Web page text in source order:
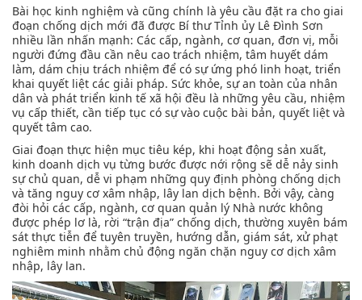
Bài học kinh nghiệm và cũng chính là yêu cầu đặt ra cho giai
đoạn chống dịch mới đã được Bí thư Tỉnh ủy Lê Đình Sơn
nhiều lần nhấn mạnh: Các cấp, ngành, cơ quan, đơn vị, mỗi
người đứng đầu cần nêu cao trách nhiệm, tâm huyết dám
làm, dám chịu trách nhiệm để có sự ứng phó linh hoạt, triển
khai quyết liệt các giải pháp. Sức khỏe, sự an toàn của nhân
dân và phát triển kinh tế xã hội đều là những yêu cầu, nhiệm
vụ cấp thiết, cần tiếp tục có sự vào cuộc bài bản, quyết liệt và
quyết tâm cao.
Giai đoạn thực hiện mục tiêu kép, khi hoạt động sản xuất,
kinh doanh dịch vụ từng bước được nới rộng sẽ dễ nảy sinh
sự chủ quan, dễ vi phạm những quy định phòng chống dịch
và tăng nguy cơ xâm nhập, lây lan dịch bệnh. Bởi vậy, càng
đòi hỏi các cấp, ngành, cơ quan quản lý Nhà nước không
được phép lơ là, rời “trận địa” chống dịch, thường xuyên bám
sát thực tiễn để tuyên truyền, hướng dẫn, giám sát, xử phạt
nghiêm minh nhằm chủ động ngăn chặn nguy cơ dịch xâm
nhập, lây lan.